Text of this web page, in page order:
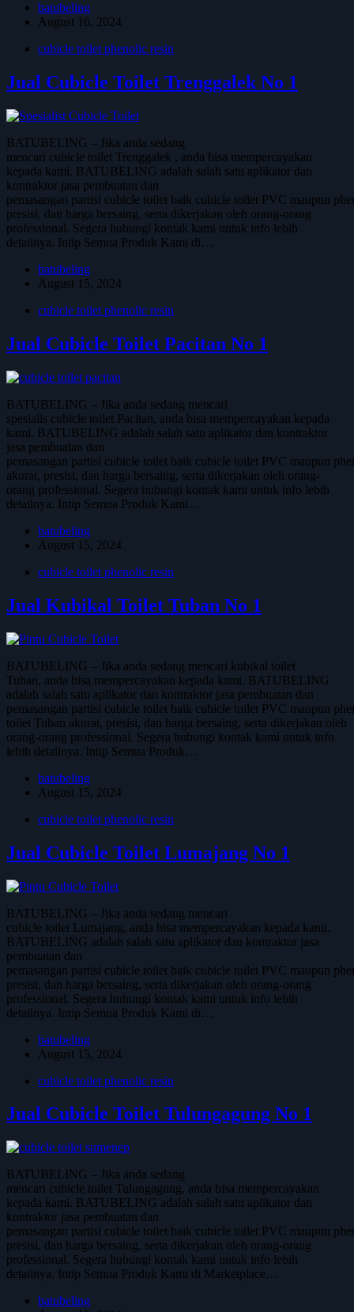
batubeling
August 16, 2024
cubicle toilet phenolic resin
Jual Cubicle Toilet Trenggalek No 1
BATUBELING – Jika anda sedang
mencari cubicle toilet Trenggalek , anda bisa mempercayakan
kepada kami. BATUBELING adalah salah satu aplikator dan
kontraktor jasa pembuatan dan
pemasangan partisi cubicle toilet baik cubicle toilet PVC maupun
presisi, dan harga bersaing, serta dikerjakan oleh orang-orang
professional. Segera hubungi kontak kami untuk info lebih
detailnya. Intip Semua Produk Kami di…
batubeling
August 15, 2024
cubicle toilet phenolic resin
Jual Cubicle Toilet Pacitan No 1
BATUBELING – Jika anda sedang mencari
spesialis cubicle toilet Pacitan, anda bisa mempercayakan kepada
kami. BATUBELING adalah salah satu aplikator dan kontraktor
jasa pembuatan dan
pemasangan partisi cubicle toilet baik cubicle toilet PVC maupun
akurat, presisi, dan harga bersaing, serta dikerjakan oleh orang-
orang professional. Segera hubungi kontak kami untuk info lebih
detailnya. Intip Semua Produk Kami…
batubeling
August 15, 2024
cubicle toilet phenolic resin
Jual Kubikal Toilet Tuban No 1
BATUBELING – Jika anda sedang mencari kubikal toilet
Tuban, anda bisa mempercayakan kepada kami. BATUBELING
adalah salah satu aplikator dan kontraktor jasa pembuatan dan
pemasangan partisi cubicle toilet baik cubicle toilet PVC maupun
toilet Tuban akurat, presisi, dan harga bersaing, serta dikerjakan oleh
orang-orang professional. Segera hubungi kontak kami untuk info
lebih detailnya. Intip Semua Produk…
batubeling
August 15, 2024
cubicle toilet phenolic resin
Jual Cubicle Toilet Lumajang No 1
BATUBELING – Jika anda sedang mencari
cubicle toilet Lumajang, anda bisa mempercayakan kepada kami.
BATUBELING adalah salah satu aplikator dan kontraktor jasa
pembuatan dan
pemasangan partisi cubicle toilet baik cubicle toilet PVC maupun
presisi, dan harga bersaing, serta dikerjakan oleh orang-orang
professional. Segera hubungi kontak kami untuk info lebih
detailnya. Intip Semua Produk Kami di…
batubeling
August 15, 2024
cubicle toilet phenolic resin
Jual Cubicle Toilet Tulungagung No 1
BATUBELING – Jika anda sedang
mencari cubicle toilet Tulungagung, anda bisa mempercayakan
kepada kami. BATUBELING adalah salah satu aplikator dan
kontraktor jasa pembuatan dan
pemasangan partisi cubicle toilet baik cubicle toilet PVC maupun
presisi, dan harga bersaing, serta dikerjakan oleh orang-orang
professional. Segera hubungi kontak kami untuk info lebih
detailnya. Intip Semua Produk Kami di Marketplace…
batubeling